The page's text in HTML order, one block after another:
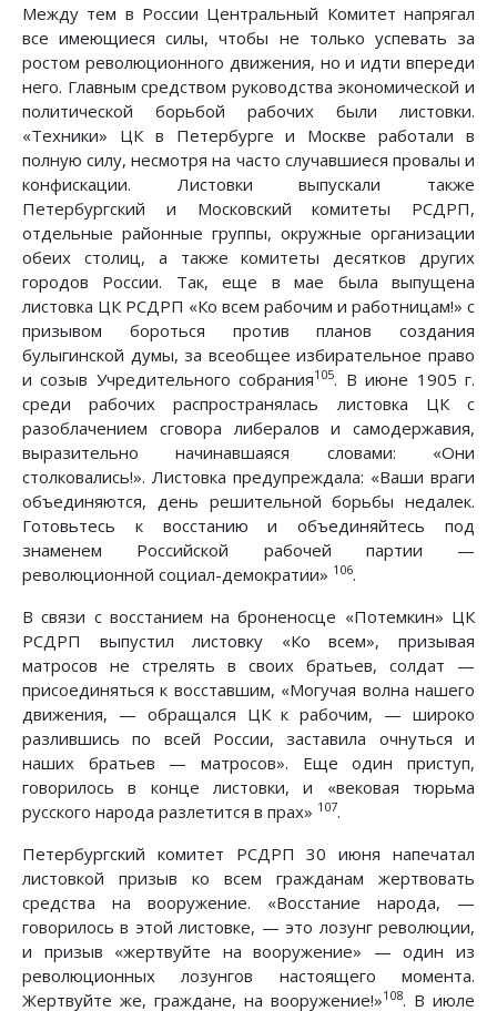
Между тем в России Центральный Комитет напрягал
все имеющиеся силы, чтобы не только успевать за
ростом революционного движения, но и идти впереди
него. Главным средством руководства экономической и
политической борьбой рабочих были листовки.
«Техники» ЦК в Петербурге и Москве работали в
полную силу, несмотря на часто случавшиеся провалы и
конфискации. Листовки выпускали также
Петербургский и Московский комитеты РСДРП,
отдельные районные группы, окружные организации
обеих столиц, а также комитеты десятков других
городов России. Так, еще в мае была выпущена
листовка ЦК РСДРП «Ко всем рабочим и работницам!» с
призывом бороться против планов создания
булыгинской думы, за всеобщее избирательное право
и созыв Учредительного собрания105. В июне 1905 г.
среди рабочих распространялась листовка ЦК с
разоблачением сговора либералов и самодержавия,
выразительно начинавшаяся словами: «Они
столковались!». Листовка предупреждала: «Ваши враги
объединяются, день решительной борьбы недалек.
Готовьтесь к восстанию и объединяйтесь под
знаменем Российской рабочей партии —
революционной социал-демократии» 106.
В связи с восстанием на броненосце «Потемкин» ЦК
РСДРП выпустил листовку «Ко всем», призывая
матросов не стрелять в своих братьев, солдат —
присоединяться к восставшим, «Могучая волна нашего
движения, — обращался ЦК к рабочим, — широко
разлившись по всей России, заставила очнуться и
наших братьев — матросов». Еще один приступ,
говорилось в конце листовки, и «вековая тюрьма
русского народа разлетится в прах» 107.
Петербургский комитет РСДРП 30 июня напечатал
листовкой призыв ко всем гражданам жертвовать
средства на вооружение. «Восстание народа, —
говорилось в этой листовке, — это лозунг революции,
и призыв «жертвуйте на вооружение» — один из
революционных лозунгов настоящего момента.
Жертвуйте же, граждане, на вооружение!»108. В июле